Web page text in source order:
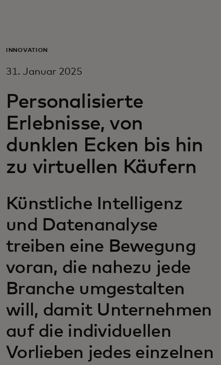
Für Unternehmen
Für Innovatoren
Neuigkeiten und Trends
INNOVATION
31. Januar 2025
Personalisierte
Erlebnisse, von
dunklen Ecken bis hin
zu virtuellen Käufern
Künstliche Intelligenz
und Datenanalyse
treiben eine Bewegung
voran, die nahezu jede
Branche umgestalten
will, damit Unternehmen
auf die individuellen
Vorlieben jedes einzelnen